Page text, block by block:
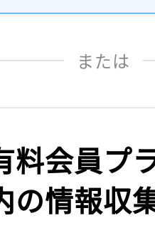
または
料会員プ
の情報収